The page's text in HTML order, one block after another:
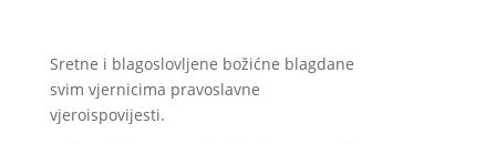
Sretne i blagoslovljene božićne blagdane
svim vjernicima pravoslavne
vjeroispovijesti.